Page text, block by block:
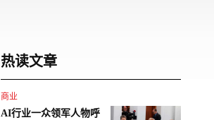
热读文章
商业
AI行业一众领军人物呼